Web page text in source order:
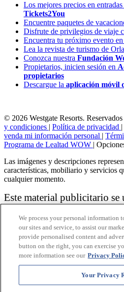
Los mejores precios en
Tickets2You
Encuentre paquetes de
Disfrute de privilegios de viaje
Encuentra tu próximo evento en
Lea la revista de turismo de
Conozca nuestra Fundación
Propietarios, inicien sesión en
propietarios
Descargue la aplicación móvil
© 2026 Westgate Resorts.
y condiciones
Política de privacidad
venda mi información personal
Programa de Lealtad WOW
Las imágenes y descripciones
características, mobiliario y servicios
cualquier momento.
Este material publicitario
vacacional.
Aviso: las funciones de accesibilidad
ser una lista exhaustiva o completa de
de la instalación,
habitaciones y / o comodidades para
obtener información sobre nuestra
nuestraPolítica de accesibilidad.
We process your personal information
our sites and service, to assist our
provide personalised content and
button on the right, you can exercise
more information see our Privacy
Your Privacy